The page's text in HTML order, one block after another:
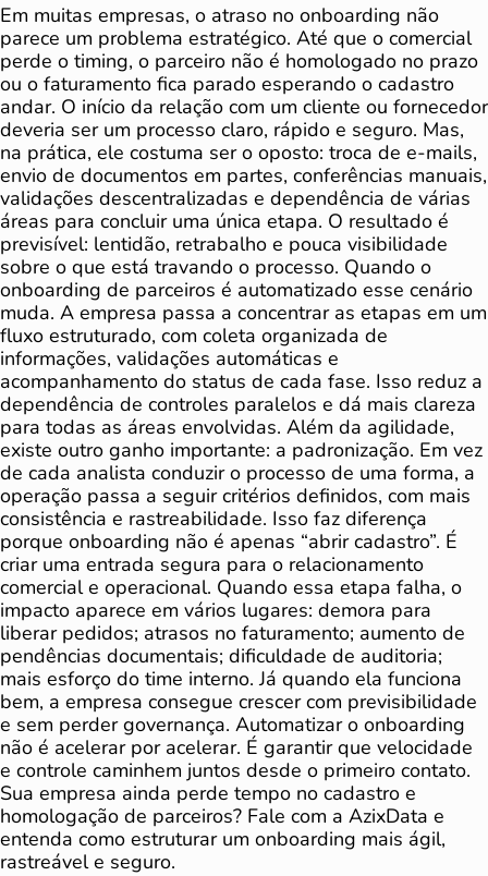
Em muitas empresas, o atraso no onboarding não
parece um problema estratégico. Até que o comercial
perde o timing, o parceiro não é homologado no prazo
ou o faturamento fica parado esperando o cadastro
andar. O início da relação com um cliente ou fornecedor
deveria ser um processo claro, rápido e seguro. Mas,
na prática, ele costuma ser o oposto: troca de e-mails,
envio de documentos em partes, conferências manuais,
validações descentralizadas e dependência de várias
áreas para concluir uma única etapa. O resultado é
previsível: lentidão, retrabalho e pouca visibilidade
sobre o que está travando o processo. Quando o
onboarding de parceiros é automatizado esse cenário
muda. A empresa passa a concentrar as etapas em um
fluxo estruturado, com coleta organizada de
informações, validações automáticas e
acompanhamento do status de cada fase. Isso reduz a
dependência de controles paralelos e dá mais clareza
para todas as áreas envolvidas. Além da agilidade,
existe outro ganho importante: a padronização. Em vez
de cada analista conduzir o processo de uma forma, a
operação passa a seguir critérios definidos, com mais
consistência e rastreabilidade. Isso faz diferença
porque onboarding não é apenas “abrir cadastro”. É
criar uma entrada segura para o relacionamento
comercial e operacional. Quando essa etapa falha, o
impacto aparece em vários lugares: demora para
liberar pedidos; atrasos no faturamento; aumento de
pendências documentais; dificuldade de auditoria;
mais esforço do time interno. Já quando ela funciona
bem, a empresa consegue crescer com previsibilidade
e sem perder governança. Automatizar o onboarding
não é acelerar por acelerar. É garantir que velocidade
e controle caminhem juntos desde o primeiro contato.
Sua empresa ainda perde tempo no cadastro e
homologação de parceiros? Fale com a AzixData e
entenda como estruturar um onboarding mais ágil,
rastreável e seguro.